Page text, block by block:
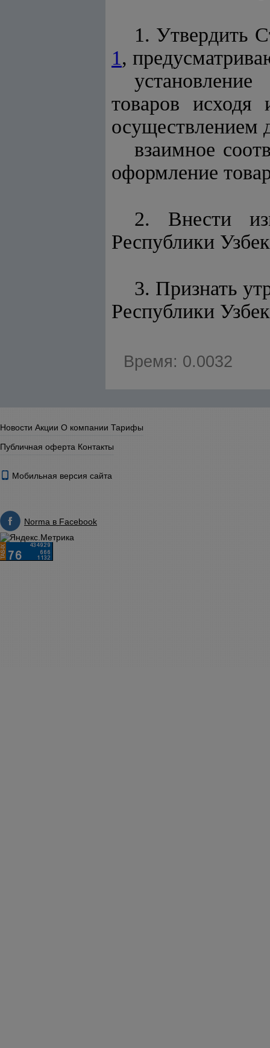
1. Утвердить
1,
товаров исходя
осуществлением
взаимное
оформление
2. Внести
Республики
3. Признать
Республики
Время: 0.0032
Новости Акции О компании Тарифы
Публичная оферта Контакты
Мобильная версия сайта
Norma в Facebook